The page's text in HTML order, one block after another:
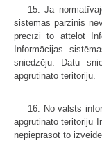
15. Ja
sistēmas pārzinis
precīzi to attēlot
Informācijas
sniedzēju. Datu
apgrūtināto teritoriju.
16. No valsts
apgrūtināto teritoriju
nepieprasot to